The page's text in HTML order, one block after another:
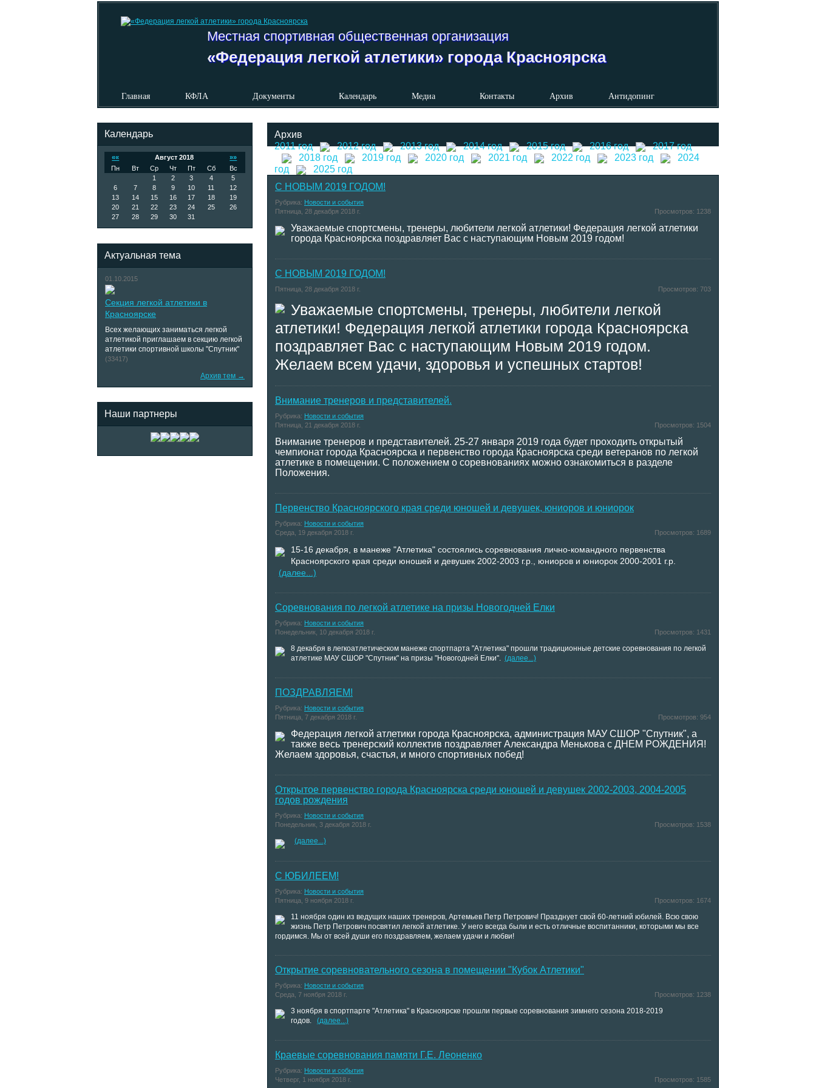
Местная спортивная общественная организация
«Федерация легкой атлетики» города Красноярска
Главная КФЛА Документы Календарь Медиа Контакты Архив Антидопинг
Календарь
«« Август 2018
»»
Пн
Вт Ср Чт Пт Сб
Вс
1
2 3 4
5
6
7 8 9 10 11
12
13
14 15 16 17 18
19
20
21 22 23 24 25
26
27
28 29 30 31
Актуальная тема
01.10.2015
Секция легкой атлетики в
Красноярске
Всех желающих заниматься легкой
атлетикой приглашаем в секцию легкой
атлетики спортивной школы "Спутник"
(33417)
Архив тем →
Наши партнеры
Архив
2011 год
2012 год 2013 год 2014 год 2015 год 2016 год
2017 год
2018 год
2019 год 2020 год 2021 год 2022 год 2023 год
2024
год
2025 год
С НОВЫМ 2019 ГОДОМ!
Рубрика: Новости и события
Пятница, 28 декабря 2018 г.
Просмотров: 1238
Уважаемые спортсмены, тренеры, любители легкой атлетики! Федерация легкой атлетики
города Красноярска поздравляет Вас с наступающим Новым 2019 годом!
С НОВЫМ 2019 ГОДОМ!
Пятница, 28 декабря 2018 г. Просмотров: 703
Уважаемые спортсмены, тренеры, любители легкой
атлетики! Федерация легкой атлетики города Красноярска
поздравляет Вас с наступающим Новым 2019 годом.
Желаем всем удачи, здоровья и успешных стартов!
Внимание тренеров и представителей.
Рубрика: Новости и события
Пятница, 21 декабря 2018 г.
Просмотров: 1504
Внимание тренеров и представителей. 25-27 января 2019 года будет проходить открытый
чемпионат города Красноярска и первенство города Красноярска среди ветеранов по легкой
атлетике в помещении. С положением о соревнованиях можно ознакомиться в разделе
Положения.
Первенство Красноярского края среди юношей и девушек, юниоров и юниорок
Рубрика: Новости и события
Среда, 19 декабря 2018 г.
Просмотров: 1689
15-16 декабря, в манеже "Атлетика" состоялись соревнования лично-командного первенства
Красноярского края среди юношей и девушек 2002-2003 г.р., юниоров и юниорок 2000-2001 г.р.
(далее...)
Соревнования по легкой атлетике на призы Новогодней Елки
Рубрика: Новости и события
Понедельник, 10 декабря 2018 г.
Просмотров: 1431
8 декабря в легкоатлетическом манеже спортпарта "Атлетика" прошли традиционные детские соревнования по легкой
атлетике МАУ СШОР "Спутник" на призы "Новогодней Елки". (далее...)
ПОЗДРАВЛЯЕМ!
Рубрика: Новости и события
Пятница, 7 декабря 2018 г.
Просмотров: 954
Федерация легкой атлетики города Красноярска, администрация МАУ СШОР "Спутник", а
также весь тренерский коллектив поздравляет Александра Менькова с ДНЕМ РОЖДЕНИЯ!
Желаем здоровья, счастья, и много спортивных побед!
Открытое первенство города Красноярска среди юношей и девушек 2002-2003, 2004-2005
годов рождения
Рубрика: Новости и события
Понедельник, 3 декабря 2018 г.
Просмотров: 1538
(далее...)
С ЮБИЛЕЕМ!
Рубрика: Новости и события
Пятница, 9 ноября 2018 г.
Просмотров: 1674
11 ноября один из ведущих наших тренеров, Артемьев Петр Петрович! Празднует свой 60-летний юбилей. Всю свою
жизнь Петр Петрович посвятил легкой атлетике. У него всегда были и есть отличные воспитанники, которыми мы все
гордимся. Мы от всей души его поздравляем, желаем удачи и любви!
Открытие соревновательного сезона в помещении "Кубок Атлетики"
Рубрика: Новости и события
Среда, 7 ноября 2018 г.
Просмотров: 1238
3 ноября в спортпарте "Атлетика" в Красноярске прошли первые соревнования зимнего сезона 2018-2019
годов.
(далее...)
Краевые соревнования памяти Г.Е. Леоненко
Рубрика: Новости и события
Четверг, 1 ноября 2018 г.
Просмотров: 1585